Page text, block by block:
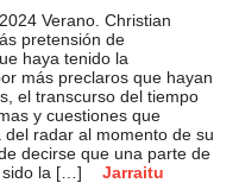
Verano. Christian
pretensión de
haya tenido la
más preclaros que hayan
el transcurso del tiempo
y cuestiones que
radar al momento de su
decirse que una parte de
sido la […]
Jarraitu